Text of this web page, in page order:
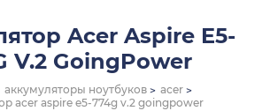
Acer Aspire E5-
V.2 GoingPower
аккумуляторы ноутбуков
acer
acer aspire e5-774g v.2 goingpower